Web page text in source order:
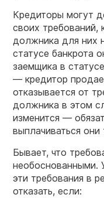
Кредиторы могут
своих требований,
должника для них
статусе банкрота
заемщика в
— кредитор
отказывается от
должника в этом
изменится —
выплачиваться
Бывает, что
необоснованными.
эти требования в
отказать, если: